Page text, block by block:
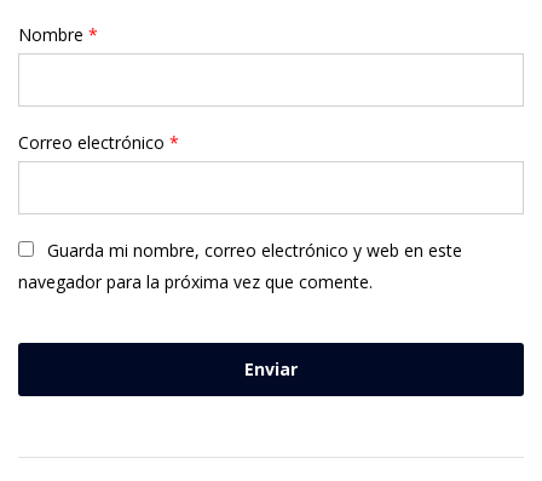
Nombre *
Correo electrónico *
Guarda mi nombre, correo electrónico y web en este
navegador para la próxima vez que comente.